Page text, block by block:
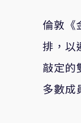
倫敦《
排，以
敲定的
多數成